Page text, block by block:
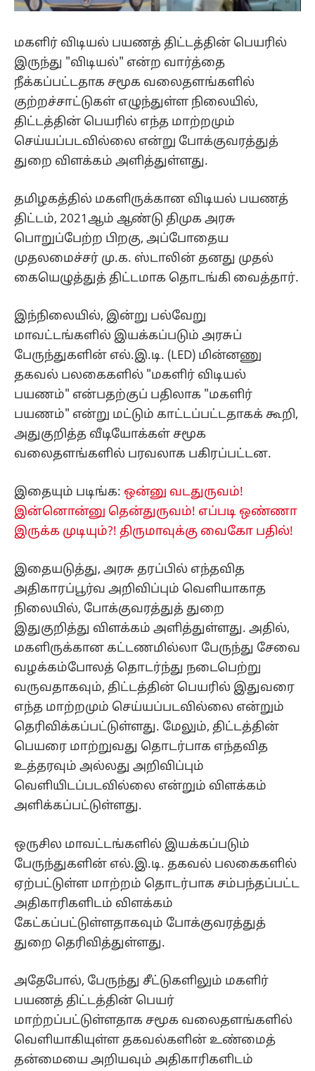
மகளிர் விடியல் பயணத் திட்டத்தின் பெயரில்
இருந்து "விடியல்" என்ற வார்த்தை
நீக்கப்பட்டதாக சமூக வலைதளங்களில்
குற்றச்சாட்டுகள் எழுந்துள்ள நிலையில்,
திட்டத்தின் பெயரில் எந்த மாற்றமும்
செய்யப்படவில்லை என்று போக்குவரத்துத்
துறை விளக்கம் அளித்துள்ளது.
தமிழகத்தில் மகளிருக்கான விடியல் பயணத்
திட்டம், 2021ஆம் ஆண்டு திமுக அரசு
பொறுப்பேற்ற பிறகு, அப்போதைய
முதலமைச்சர் மு.க. ஸ்டாலின் தனது முதல்
கையெழுத்துத் திட்டமாக தொடங்கி வைத்தார்.
இந்நிலையில், இன்று பல்வேறு
மாவட்டங்களில் இயக்கப்படும் அரசுப்
பேருந்துகளின் எல்.இ.டி. (LED) மின்னணு
தகவல் பலகைகளில் "மகளிர் விடியல்
பயணம்" என்பதற்குப் பதிலாக "மகளிர்
பயணம்" என்று மட்டும் காட்டப்பட்டதாகக் கூறி,
அதுகுறித்த வீடியோக்கள் சமூக
வலைதளங்களில் பரவலாக பகிரப்பட்டன.
இதையும் படிங்க: ஒன்னு வடதுருவம்!
இன்னொன்னு தென்துருவம்! எப்படி ஒண்ணா
இருக்க முடியும்?! திருமாவுக்கு வைகோ பதில்!
இதையடுத்து, அரசு தரப்பில் எந்தவித
அதிகாரப்பூர்வ அறிவிப்பும் வெளியாகாத
நிலையில், போக்குவரத்துத் துறை
இதுகுறித்து விளக்கம் அளித்துள்ளது. அதில்,
மகளிருக்கான கட்டணமில்லா பேருந்து சேவை
வழக்கம்போலத் தொடர்ந்து நடைபெற்று
வருவதாகவும், திட்டத்தின் பெயரில் இதுவரை
எந்த மாற்றமும் செய்யப்படவில்லை என்றும்
தெரிவிக்கப்பட்டுள்ளது. மேலும், திட்டத்தின்
பெயரை மாற்றுவது தொடர்பாக எந்தவித
உத்தரவும் அல்லது அறிவிப்பும்
வெளியிடப்படவில்லை என்றும் விளக்கம்
அளிக்கப்பட்டுள்ளது.
ஒருசில மாவட்டங்களில் இயக்கப்படும்
பேருந்துகளின் எல்.இ.டி. தகவல் பலகைகளில்
ஏற்பட்டுள்ள மாற்றம் தொடர்பாக சம்பந்தப்பட்ட
அதிகாரிகளிடம் விளக்கம்
கேட்கப்பட்டுள்ளதாகவும் போக்குவரத்துத்
துறை தெரிவித்துள்ளது.
அதேபோல், பேருந்து சீட்டுகளிலும் மகளிர்
பயணத் திட்டத்தின் பெயர்
மாற்றப்பட்டுள்ளதாக சமூக வலைதளங்களில்
வெளியாகியுள்ள தகவல்களின் உண்மைத்
தன்மையை அறியவும் அதிகாரிகளிடம்